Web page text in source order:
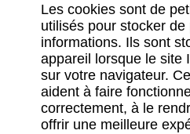
Les cookies sont de
utilisés pour stocker de
informations. Ils sont
appareil lorsque le site
sur votre navigateur.
aident à faire
correctement, à le
offrir une meilleure